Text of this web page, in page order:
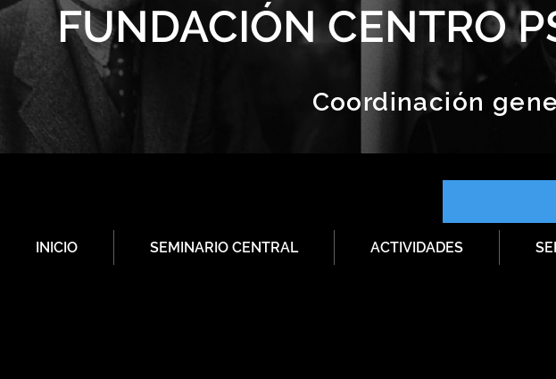
FUNDACIÓN CENTRO
Coordinación
INICIO SEMINARIO CENTRAL ACTIVIDADES